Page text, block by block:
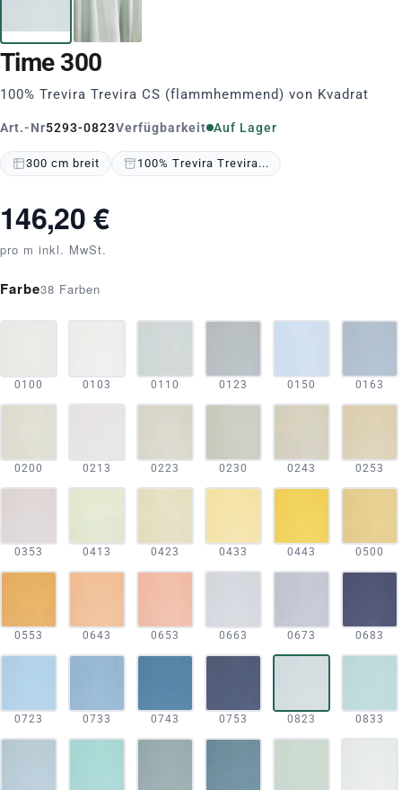
Time 300
100% Trevira Trevira CS (flammhemmend) von Kvadrat
Art.-Nr5293-0823Verfügbarkeit Auf Lager
300 cm breit 100% Trevira Trevira...
146,20 €
pro m inkl. MwSt.
Farbe38 Farben
0100 0103 0110 0123 0150 0163
0200 0213 0223 0230 0243 0253
0353 0413 0423 0433 0443 0500
0553 0643 0653 0663 0673 0683
0723 0733 0743 0753 0823 0833